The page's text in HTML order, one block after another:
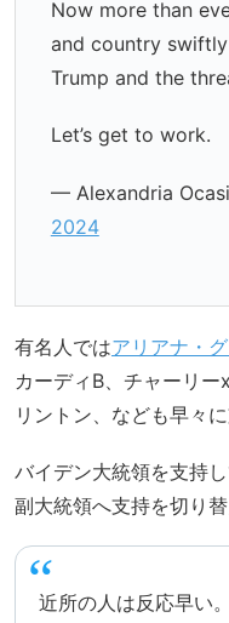
Now more than
and country
Trump and the
Let’s get to work.
— Alexandria
2024
有名人ではアリアナ・
カーディB、チャーリ
リントン、なども早々
バイデン大統領を支持
副大統領へ支持を切り替
近所の人は反応早い